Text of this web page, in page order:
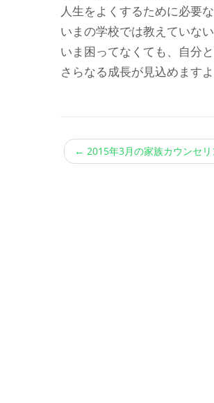
人生をよくするために必要
いまの学校では教えていない
いま困ってなくても、自分
さらなる成長が見込めますよ
← 2015年3月の家族カウンセ